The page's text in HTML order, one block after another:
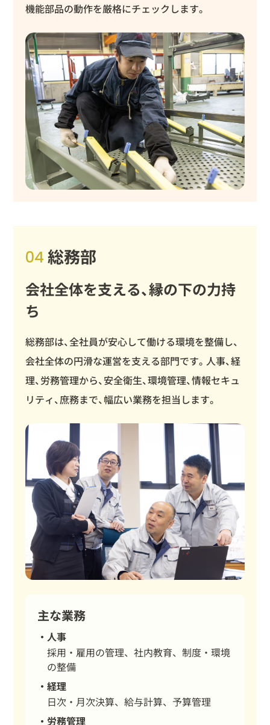
機能部品の動作を厳格にチェックします。
04 総務部
会社全体を支える、縁の下の力持
ち
総務部は、全社員が安心して働ける環境を整備し、
会社全体の円滑な運営を支える部門です。人事、経
理、労務管理から、安全衛生、環境管理、情報セキュ
リティ、庶務まで、幅広い業務を担当します。
主な業務
人事
採用・雇用の管理、社内教育、制度・環境
の整備
経理
日次・月次決算、給与計算、予算管理
労務管理